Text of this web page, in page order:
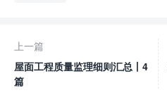
上一篇
屋面工程质量监理细则汇总丨4
篇